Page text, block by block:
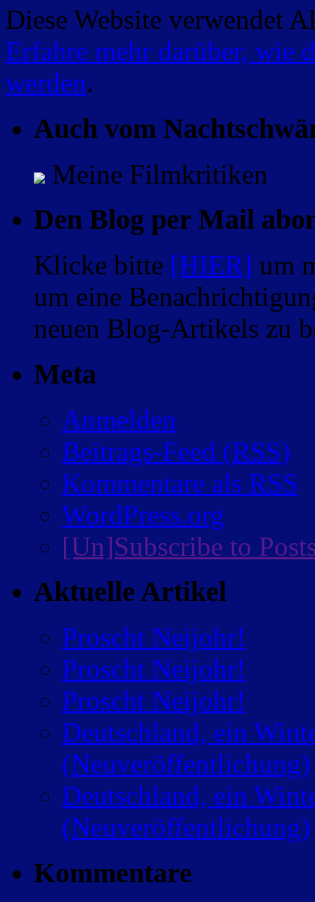
Diese Website verwendet
Erfahre mehr darüber, wie
werden.
Auch vom
Meine Filmkritiken
Den Blog per Mail
Klicke bitte [HIER] um
um eine
neuen Blog-Artikels zu
Meta
Anmelden
Beitrags-Feed (RSS)
Kommentare als RSS
WordPress.org
[Un]Subscribe to
Aktuelle Artikel
Proscht Neijohr!
Proscht Neijohr!
Proscht Neijohr!
Deutschland, ein
(Neuveröffentlichung)
Deutschland, ein
(Neuveröffentlichung)
Kommentare